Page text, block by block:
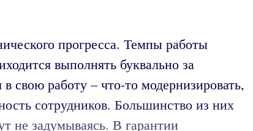
прогресса. Темпы работы
выполнять буквально за
свою работу – что-то модернизировать,
сотрудников. Большинство из них
не задумываясь. В гарантии